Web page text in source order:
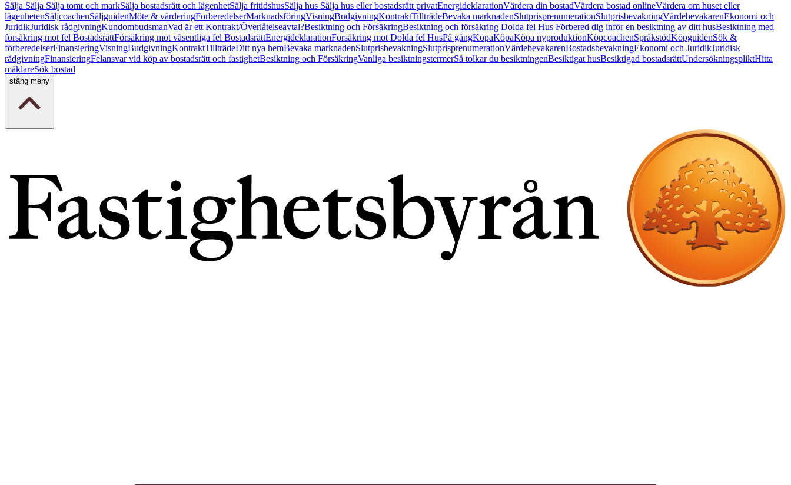
Sälja Sälja Sälja tomt och markSälja bostadsrätt och lägenhetSälja fritidshusSälja hus Sälja hus eller bostadsrätt privatEnergideklarationVärdera din bostadVärdera bostad onlineVärdera om huset eller
lägenhetenSäljcoachenSäljguidenMöte & värderingFörberedelserMarknadsföringVisningBudgivningKontraktTillträdeBevaka marknadenSlutprisprenumerationSlutprisbevakningVärdebevakarenEkonomi och
JuridikJuridisk rådgivningKundombudsmanVad är ett Kontrakt/Överlåtelseavtal?Besiktning och FörsäkringBesiktning och försäkring Dolda fel Hus Förbered dig inför en besiktning av ditt husBesiktning med
försäkring mot fel BostadsrättFörsäkring mot väsentliga fel BostadsrättEnergideklarationFörsäkring mot Dolda fel HusPå gångKöpaKöpaKöpa nyproduktionKöpcoachenSpråkstödKöpguidenSök &
förberedelserFinansieringVisningBudgivningKontraktTillträdeDitt nya hemBevaka marknadenSlutprisbevakningSlutprisprenumerationVärdebevakarenBostadsbevakningEkonomi och JuridikJuridisk
rådgivningFinansieringFelansvar vid köp av bostadsrätt och fastighetBesiktning och FörsäkringVanliga besiktningstermerSå tolkar du besiktningenBesiktigat husBesiktigad bostadsrättUndersökningspliktHitta
mäklareSök bostad
stäng meny